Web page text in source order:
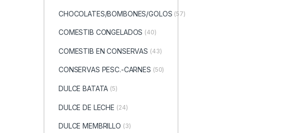
CHOCOLATES/BOMBONES/GOLOS (57)
COMESTIB CONGELADOS (40)
COMESTIB EN CONSERVAS (43)
CONSERVAS PESC.-CARNES (50)
DULCE BATATA (5)
DULCE DE LECHE (24)
DULCE MEMBRILLO (3)